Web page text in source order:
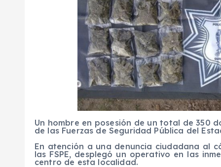
Un hombre en posesión de un total de 350
de las Fuerzas de Seguridad Pública del
En atención a una denuncia ciudadana al
las FSPE, desplegó un operativo en las
centro de esta localidad.